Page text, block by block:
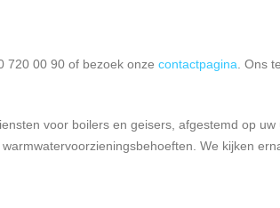
720 00 90 of bezoek onze contactpagina . Ons
voor boilers en geisers, afgestemd op
We kijken